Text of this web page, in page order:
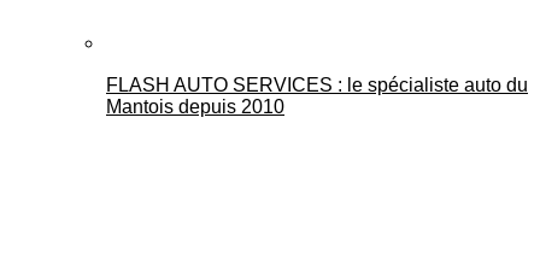
FLASH AUTO SERVICES : le spécialiste auto du
Mantois depuis 2010